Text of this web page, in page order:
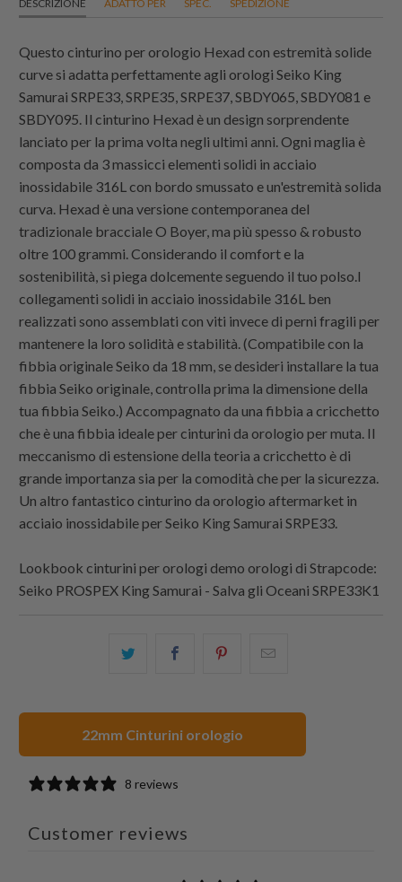
DESCRIZIONE ADATTO PER SPEC. SPEDIZIONE
Questo cinturino per orologio Hexad con estremità solide
curve si adatta perfettamente agli orologi Seiko King
Samurai SRPE33, SRPE35, SRPE37, SBDY065, SBDY081 e
SBDY095. Il cinturino Hexad è un design sorprendente
lanciato per la prima volta negli ultimi anni. Ogni maglia è
composta da 3 massicci elementi solidi in acciaio
inossidabile 316L con bordo smussato e un'estremità solida
curva. Hexad è una versione contemporanea del
tradizionale bracciale O Boyer, ma più spesso & robusto
oltre 100 grammi. Considerando il comfort e la
sostenibilità, si piega dolcemente seguendo il tuo polso.I
collegamenti solidi in acciaio inossidabile 316L ben
realizzati sono assemblati con viti invece di perni fragili per
mantenere la loro solidità e stabilità. (Compatibile con la
fibbia originale Seiko da 18 mm, se desideri installare la tua
fibbia Seiko originale, controlla prima la dimensione della
tua fibbia Seiko.) Accompagnato da una fibbia a cricchetto
che è una fibbia ideale per cinturini da orologio per muta. Il
meccanismo di estensione della teoria a cricchetto è di
grande importanza sia per la comodità che per la sicurezza.
Un altro fantastico cinturino da orologio aftermarket in
acciaio inossidabile per Seiko King Samurai SRPE33.
Lookbook cinturini per orologi demo orologi diStrapcode:
Seiko PROSPEX King Samurai - Salva gli Oceani SRPE33K1
Condividi Share
Condividi
22mm Cinturini orologio
8 reviews
Customer reviews